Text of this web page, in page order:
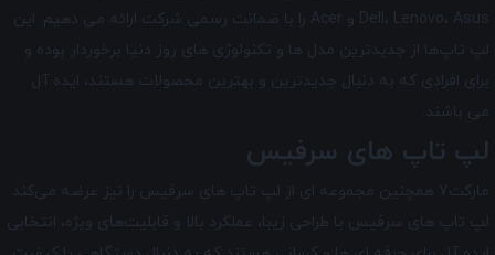
Dell، Lenovo، Asus و Acer را با ضمانت رسمی شرکت ارائه می دهیم. این
لپ تاپ‌ها از جدیدترین مدل ‌ها و تکنولوژی های روز دنیا برخوردار بوده و
برای افرادی که به دنبال جدیدترین و بهترین محصولات هستند، ایده آل
می ‌باشند.
لپ تاپ های سرفیس
مارکت7 همچنین مجموعه ای از لپ تاپ‌ های سرفیس را نیز عرضه می‌کند.
لپ تاپ‌ های سرفیس با طراحی زیبا، عملکرد بالا و قابلیت‌های ویژه، انتخابی